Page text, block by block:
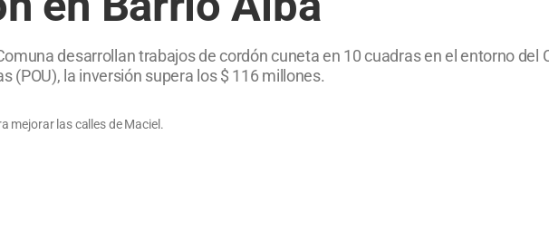
desarrollan trabajos de cordón cuneta en 10 cuadras en el entorno
(POU), la inversión supera los $ 116 millones.
mejorar las calles de Maciel.